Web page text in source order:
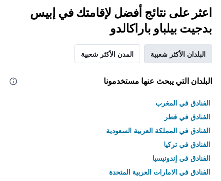
اعثر على نتائج أفضل لإقامتك في إبيس
بدجيت بيلباو باراكالدو
البلدان الأكثر شعبية المدن الأكثر شعبية
البلدان التي يبحث عنها مستخدمونا
الفنادق في المغرب
الفنادق في قطر
الفنادق في المملكة العربية السعودية
الفنادق في تركيا
الفنادق في إندونيسيا
الفنادق في الامارات العربية المتحدة